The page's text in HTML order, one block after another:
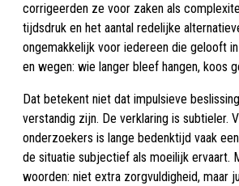
corrigeerden ze voor zaken als
tijdsdruk en het aantal redelijke
ongemakkelijk voor iedereen die gelooft
en wegen: wie langer bleef hangen, koos
Dat betekent niet dat impulsieve
verstandig zijn. De verklaring is subtieler.
onderzoekers is lange bedenktijd vaak
de situatie subjectief als moeilijk ervaart.
woorden: niet extra zorgvuldigheid, maar